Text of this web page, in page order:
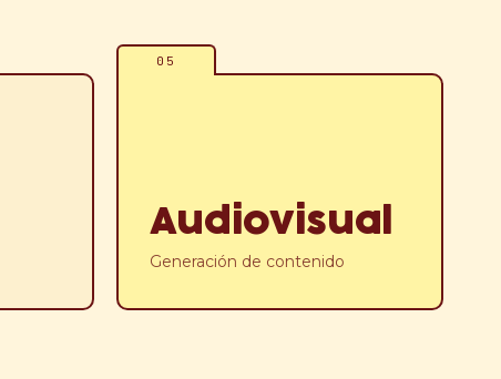
05
Audiovisual
Generación de contenido